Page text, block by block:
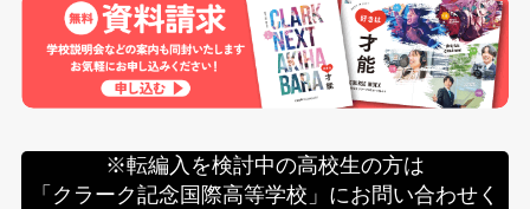
※転編入を検討中の高校生の方は
「クラーク記念国際高等学校」にお問い合わせく